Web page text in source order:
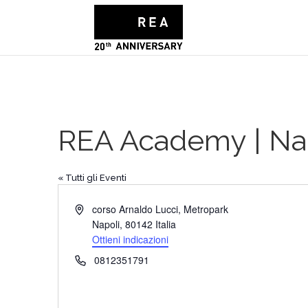
REA Academy |
« Tutti gli Eventi
Indirizzocorso Arnaldo Lucci, Metropark
Napoli, 80142 Italia
Ottieni indicazioni
Telefono0812351791